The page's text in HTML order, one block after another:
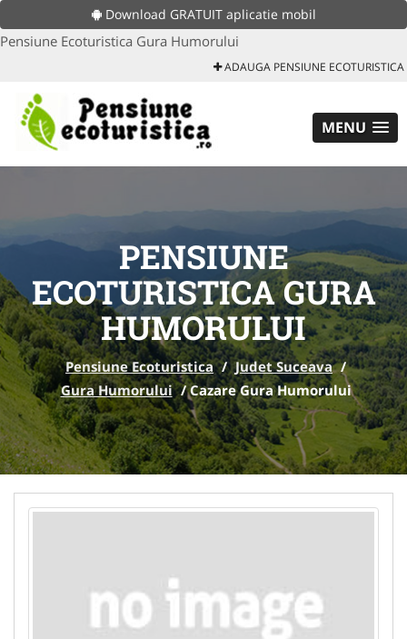
Download GRATUIT aplicatie mobil
Pensiune Ecoturistica Gura Humorului
ADAUGA PENSIUNE ECOTURISTICA
MENU
PENSIUNE
ECOTURISTICA GURA
HUMORULUI
Pensiune Ecoturistica / Judet Suceava /
Gura Humorului /Cazare Gura Humorului